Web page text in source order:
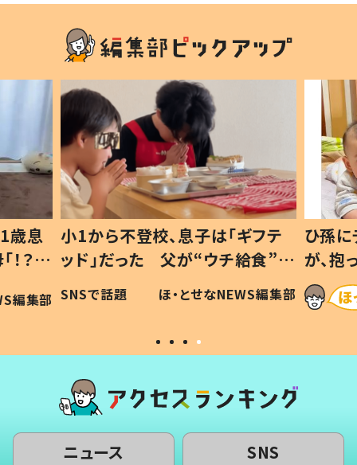
歳息
？」
編集部
小1から不登校、息子は「ギフテ
ッド」だった 父が“ウチ給食”を
作り続ける理由とは #令和の親
#令和の子
SNSで話題 ほ・とせなNEWS編集部
ひ孫
が、
「涙が
い」
ニュース SNS